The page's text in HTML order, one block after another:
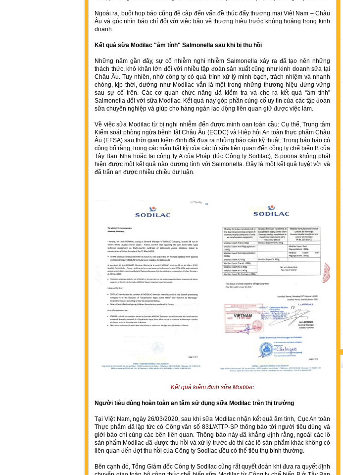
Ngoài ra, buổi họp báo cũng đề cập đến vấn đề thúc đẩy thương mại Việt Nam – Châu
Âu và góc nhìn báo chí đối với việc bảo vệ thương hiệu trước khủng hoảng trong kinh
doanh.
Kết quả sữa Modilac "âm tính" Salmonella sau khi bị thu hồi
Những năm gần đây, sự cố nhiễm nghi nhiễm Salmonella xảy ra đã tạo nên những
thách thức, khó khăn lớn đối với nhiều tập đoàn sản xuất cũng như kinh doanh sữa tại
Châu Âu. Tuy nhiên, nhờ công ty có quá trình xử lý minh bạch, trách nhiệm và nhanh
chóng, kịp thời, dường như Modilac vẫn là một trong những thương hiệu đứng vững
sau sự cố trên. Các cơ quan chức năng đã kiểm tra và cho ra kết quả “âm tính”
Salmonella đối với sữa Modilac. Kết quả này góp phần củng cố uy tín của các tập đoàn
sữa chuyên nghiệp và giúp cho hàng ngàn lao động liên quan giữ được việc làm.
Về việc sữa Modilac từ bị nghi nhiễm đến được minh oan toàn cầu: Cụ thể, Trung tâm
Kiểm soát phòng ngừa bệnh tật Châu Âu (ECDC) và Hiệp hội An toàn thực phẩm Châu
Âu (EFSA) sau thời gian kiểm định đã đưa ra những báo cáo kỹ thuật. Trong báo báo có
công bố rằng, trong các mẫu bất kỳ của các lô sữa liên quan đến công ty chế biến B của
Tây Ban Nha hoặc tại công ty A của Pháp (tức Công ty Sodilac), S.poona không phát
hiện được một kết quả nào dương tính với Salmonella. Đây là một kết quả tuyệt vời và
đã trấn an được nhiều chiều dư luận.
Kết quả kiểm định sữa Modilac
Người tiêu dùng hoàn toàn an tâm sử dụng sữa Modilac trên thị trường
Tại Việt Nam, ngày 26/03/2020, sau khi sữa Modilac nhận kết quả âm tính, Cục An toàn
Thực phẩm đã lập tức có Công văn số 831/ATTP-SP thông báo tới người tiêu dùng và
giới báo chí cùng các bên liên quan. Thông báo này đã khẳng định rằng, ngoài các lô
sản phẩm Modilac đã được thu hồi và xử lý trước đó thì các lô sản phẩm khác không có
liên quan đến đợt thu hồi của Công ty Sodilac đều có thể tiêu thụ bình thường.
Bên cạnh đó, Tổng Giám đốc Công ty Sodilac cũng rất quyết đoán khi đưa ra quyết định